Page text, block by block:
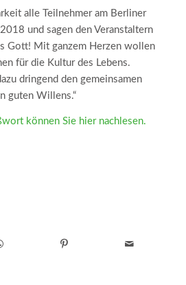
alle Teilnehmer am Berliner
und sagen den Veranstaltern
Gott! Mit ganzem Herzen wollen
für die Kultur des Lebens.
dringend den gemeinsamen
guten Willens.“
können Sie hier nachlesen.